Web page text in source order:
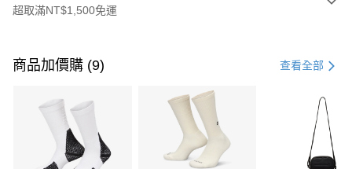
超取滿NT$1,500免運
信用卡一次付款
3 期 0 利率 每期 21家銀行
合作金庫商業銀行
第一商業銀行
華南商業銀行
彰化商業銀行
商品加價購 (9) 查看全部